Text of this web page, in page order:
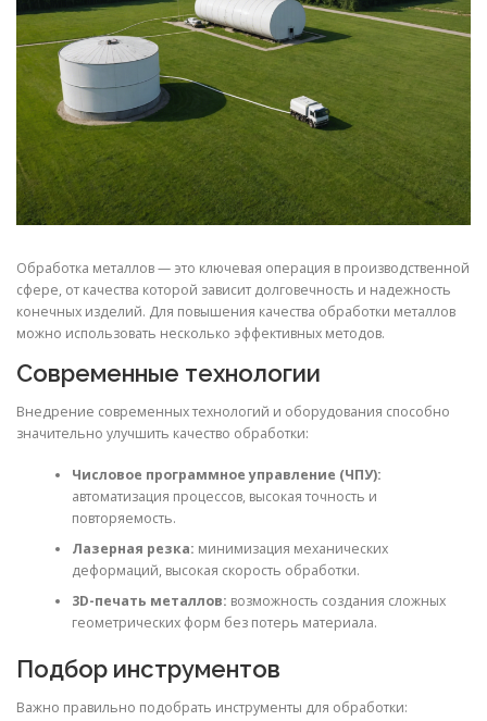
СТАТЬИ
Обработка металлов — это ключевая операция в производственной
сфере, от качества которой зависит долговечность и надежность
конечных изделий. Для повышения качества обработки металлов
можно использовать несколько эффективных методов.
Современные технологии
Внедрение современных технологий и оборудования способно
значительно улучшить качество обработки:
Числовое программное управление (ЧПУ):
автоматизация процессов, высокая точность и
повторяемость.
Лазерная резка: минимизация механических
деформаций, высокая скорость обработки.
3D-печать металлов: возможность создания сложных
геометрических форм без потерь материала.
Подбор инструментов
Важно правильно подобрать инструменты для обработки: